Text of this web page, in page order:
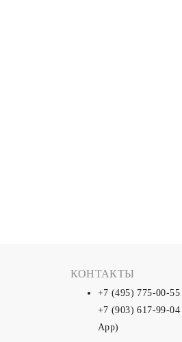
КОНТАКТЫ
+7 (495) 775-00-55
+7 (903) 617-99-04
App)